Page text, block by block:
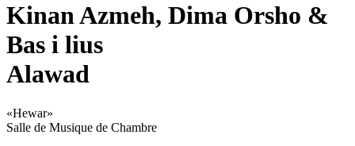
Kinan Azmeh, Dima Orsho &
Bas i lius
Alawad
«Hewar»
Salle de Musique de Chambre